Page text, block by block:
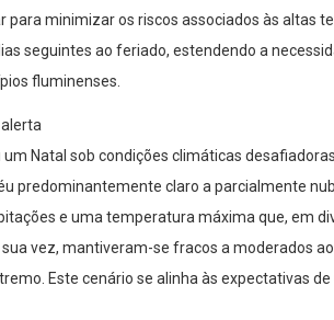
para minimizar os riscos associados às altas
seguintes ao feriado, estendendo a
fluminenses.
Natal sob condições climáticas
predominantemente claro a parcialmente
e uma temperatura máxima que, em
sua vez, mantiveram-se fracos a moderados
Este cenário se alinha às expectativas